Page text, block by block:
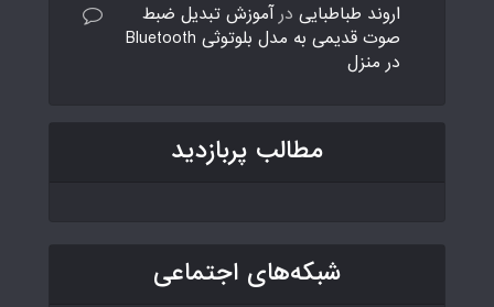
اروند طباطبایی درآموزش تبدیل ضبط
صوت قدیمی به مدل بلوتوثی Bluetooth
در منزل
مطالب پربازدید
شبکه‌های اجتماعی